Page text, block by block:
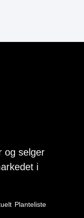
og selger
i
Planteliste